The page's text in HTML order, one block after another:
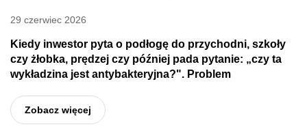
29 czerwiec 2026
Kiedy inwestor pyta o podłogę do przychodni, szkoły
czy żłobka, prędzej czy później pada pytanie: „czy ta
wykładzina jest antybakteryjna?". Problem
Zobacz więcej